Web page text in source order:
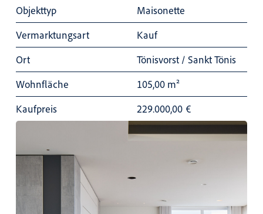
Objekttyp
Maisonette
Vermarktungsart
Kauf
Ort
Tönisvorst / Sankt Tönis
Wohnfläche
105,00 m²
Kaufpreis
229.000,00 €